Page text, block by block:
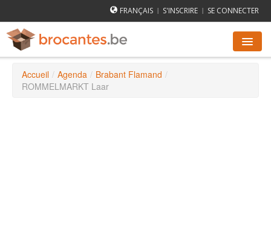
FRANÇAIS | S'INSCRIRE | SE CONNECTER
AGENDA DES BROCANTES
Accueil / Agenda / Brabant Flamand /
ROMMELMARKT Laar